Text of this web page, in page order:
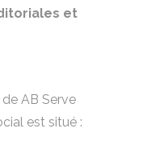
et
AB Serve
est situé :